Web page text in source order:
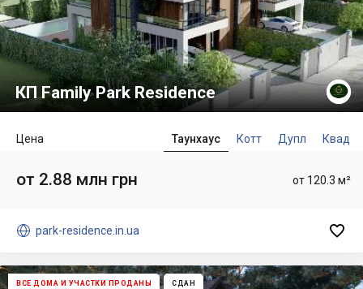
КП Family Park Residence
Таунхаус Котт Дупл Квад
Цена
от 120.3 м²
от 2.88 млн грн
 park-residence.in.ua 
ВСЕ ДОМА И УЧАСТКИ ПРОДАНЫ СДАН